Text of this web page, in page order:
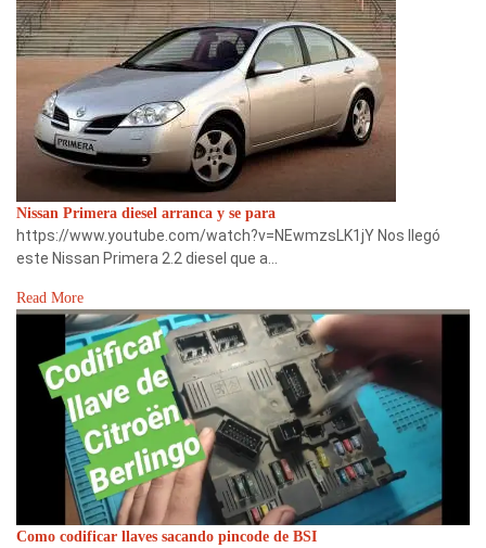
Nissan Primera diesel arranca y se para
https://www.youtube.com/watch?v=NEwmzsLK1jY Nos llegó
este Nissan Primera 2.2 diesel que a…
Read More
Como codificar llaves sacando pincode de BSI